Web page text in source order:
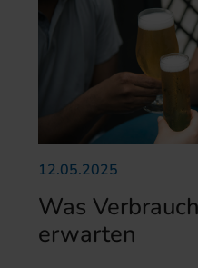
12.05.2025
Was
erwarten